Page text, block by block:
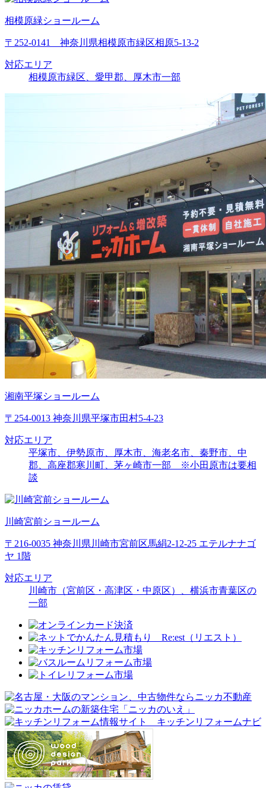
相模原緑ショールーム
〒252-0141 神奈川県相模原市緑区相原5-13-2
対応エリア
相模原市緑区、愛甲郡、厚木市一部
湘南平塚ショールーム
〒254-0013 神奈川県平塚市田村5-4-23
対応エリア
平塚市、伊勢原市、厚木市、海老名市、秦野市、中
郡、高座郡寒川町、茅ヶ崎市一部 ※小田原市は要相
談
川崎宮前ショールーム
〒216-0035 神奈川県川崎市宮前区馬絹2-12-25 エテルナナゴ
ヤ 1階
対応エリア
川崎市（宮前区・高津区・中原区）、横浜市青葉区の
一部